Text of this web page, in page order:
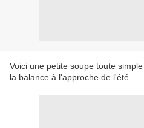
Voici une petite soupe toute
la balance à l'approche de l'été...